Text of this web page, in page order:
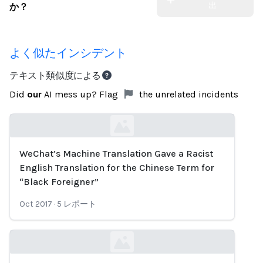
か？
よく似たインシデント
テキスト類似度による
Did our AI mess up? Flag the unrelated incidents
Loading...
WeChat’s Machine Translation Gave a Racist
English Translation for the Chinese Term for
“Black Foreigner”
Oct 2017 · 5 レポート